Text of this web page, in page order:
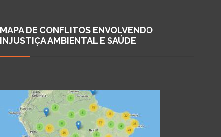
MAPA DE CONFLITOS ENVOLVENDO
INJUSTIÇA AMBIENTAL E SAÚDE